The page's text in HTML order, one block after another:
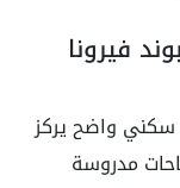
فيرونا
سكني واضح يركز
مدروسة